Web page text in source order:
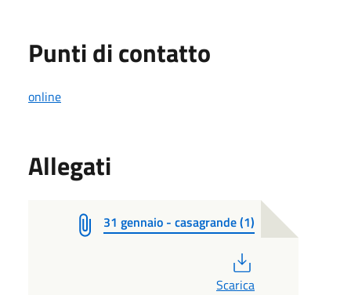
Punti di contatto
online
Allegati
31 gennaio - casagrande (1)
Scarica